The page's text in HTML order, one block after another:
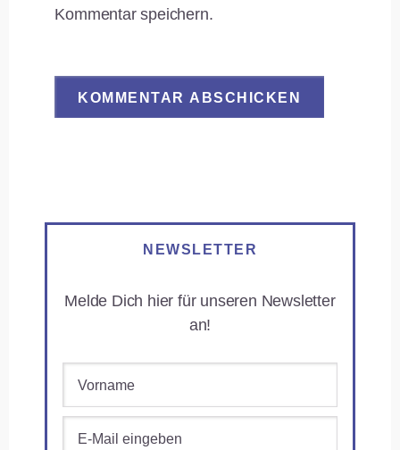
Kommentar speichern.
NEWSLETTER
Melde Dich hier für unseren Newsletter
an!